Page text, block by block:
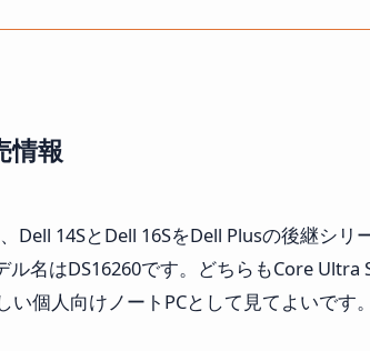
情報
Dell 14SとDell 16SをDell Plusの後継シ
名はDS16260です。どちらもCore Ultra
個人向けノートPCとして見てよいです。